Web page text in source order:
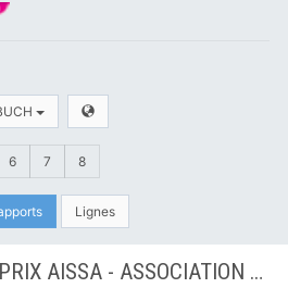
6 7 8
Lignes
Arrivée définitive du PRIX AISSA - ASSOCIATION DES PROPRIETAIRES DU SUD-OUEST à LA TESTE DE BUCH